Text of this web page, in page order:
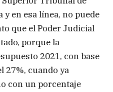
en esa línea, no puede
que el Poder Judicial
porque la
2021, con base
27%, cuando ya
con un porcentaje